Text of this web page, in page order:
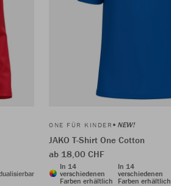
ONE FÜR KINDER NEW!
JAKO T-Shirt One Cotton
ab 18,00 CHF
In 14
verschiedenen
Farben erhältlich
In 14
verschiedenen
Farben erhältlich